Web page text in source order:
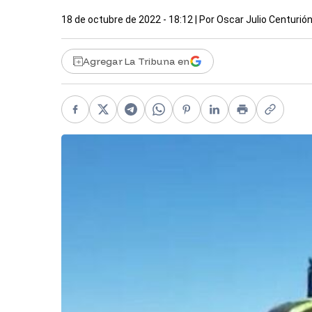
18 de octubre de 2022 - 18:12 | PorOscar Julio Centurión
Agregar La Tribuna en
Facebook
X TelegramWhatsApp
PinterestLinkedIn
PrintCopy